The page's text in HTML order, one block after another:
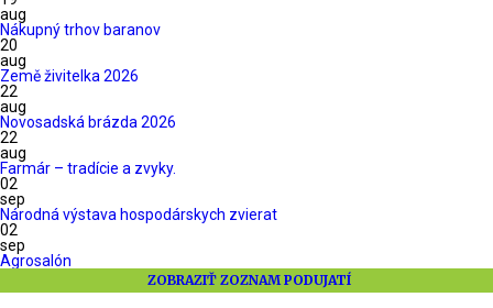
aug
Nákupný trhov baranov
20
aug
Země živitelka 2026
22
aug
Novosadská brázda 2026
22
aug
Farmár – tradície a zvyky.
02
sep
Národná výstava hospodárskych zvierat
02
sep
Agrosalón
ZOBRAZIŤ ZOZNAM PODUJATÍ